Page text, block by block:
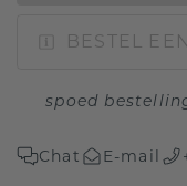
BESTEL
spoed
Chat E-mail